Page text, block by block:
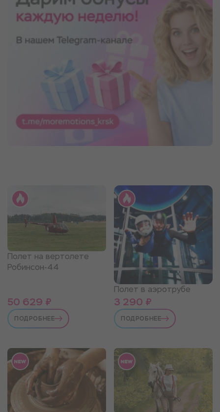
Полет на вертолете
Робинсон-44
50 629 ₽
ПОДРОБНЕЕ
Полет в аэротрубе
3 290 ₽
ПОДРОБНЕЕ